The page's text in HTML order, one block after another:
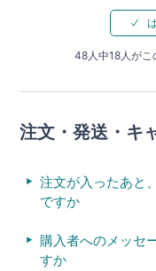
48人中18人がこ
注文・発送・キ
注文が入ったあと
ですか
購入者へのメッセ
すか